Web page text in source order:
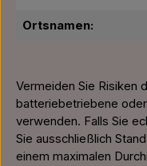
Ortsnamen:
Vermeiden Sie Risiken
batteriebetriebene
verwenden. Falls Sie
Sie ausschließlich
einem maximalen